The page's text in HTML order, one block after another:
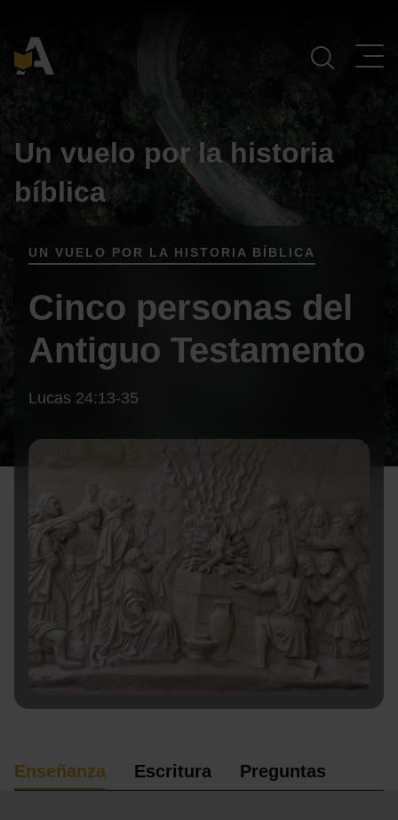
Navegación Principal
Un vuelo por la historia
bíblica
UN VUELO POR LA HISTORIA BÍBLICA
Cinco personas del
Antiguo Testamento
Lucas 24:13-35
Enseñanza Escritura Preguntas